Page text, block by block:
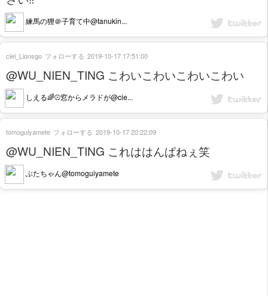
練馬の狸＠子育て中@tanukin...
@WU_NIEN_TING こわいこわいこわいこわい
しえる🌈⚾️窓からメラドが@cie...
ciel_Lionsgo フォローする 2019-10-17 17:51:00
@WU_NIEN_TING これははんぱねぇ笑
ぶたちゃん@tomoguiyamete
tomoguiyamete フォローする 2019-10-17 20:22:09